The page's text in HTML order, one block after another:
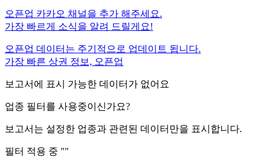
오픈업 카카오 채널을 추가 해주세요.
가장 빠르게 소식을 알려 드릴게요!
오픈업 데이터는 주기적으로 업데이트 됩니다.
가장 빠른 상권 정보, 오픈업
보고서에 표시 가능한 데이터가 없어요
업종 필터를 사용중이신가요?
보고서는 설정한 업종과 관련된 데이터만을 표시합니다.
필터 적용 중 ""